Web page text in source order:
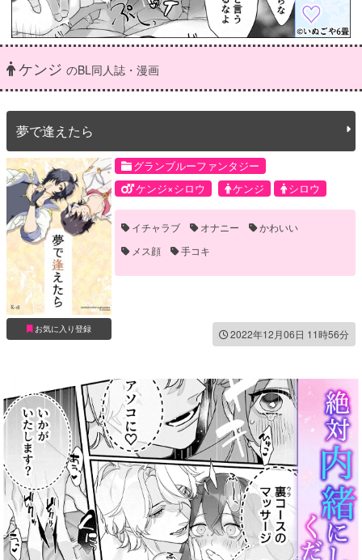
ケンジ のBL同人誌・漫画
夢で逢えたら
お気に入り登録
グランブルーファンタジー
ケンジ×シロウ
ケンジ シロウ
イチャラブ オナニー
かわいい
メス顔
手コキ
2022年12月06日 11時56分